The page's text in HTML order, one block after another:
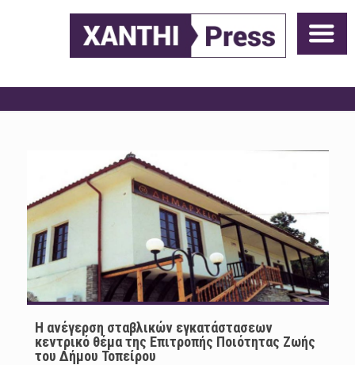
Η ανέγερση σταβλικών εγκατάστασεων
κεντρικό θέμα της Επιτροπής Ποιότητας Ζωής
του Δήμου Τοπείρου